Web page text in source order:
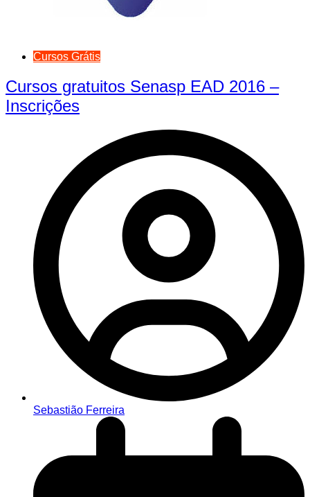
Cursos Grátis
Cursos gratuitos Senasp EAD 2016 –
Inscrições
Sebastião Ferreira